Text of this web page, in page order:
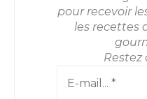
pour recevoir
les recettes
Restez